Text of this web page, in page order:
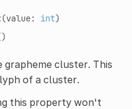
(value: int)
cluster. This
of a cluster.
this property won't